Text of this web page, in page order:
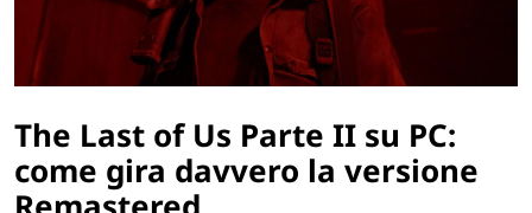
The Last of Us Parte II su PC:
come gira davvero la versione